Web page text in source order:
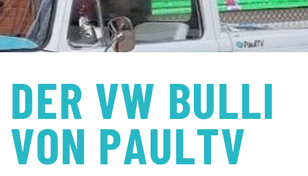
DER VW BULLI
VON PAULTV